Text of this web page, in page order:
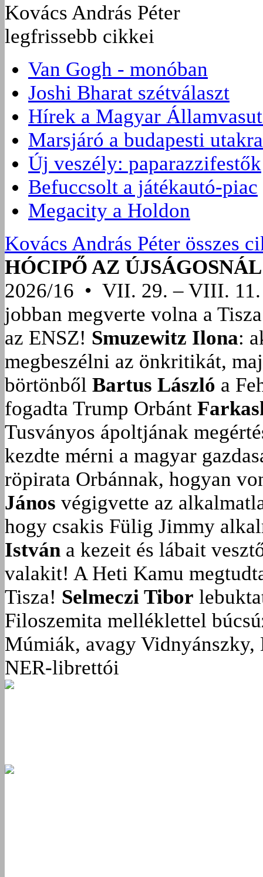
Kovács András Péter
legfrissebb cikkei
Van Gogh - monóban
Joshi Bharat szétválaszt
Hírek a Magyar
Marsjáró a budapesti utakra
Új veszély: paparazzifestők
Befuccsolt a játékautó-piac
Megacity a Holdon
Kovács András Péter összes
HÓCIPŐ AZ ÚJSÁGOSNÁL
2026/16 • VII. 29. – VIII. 11.
jobban megverte volna a
az ENSZ! Smuzewitz Ilona:
megbeszélni az önkritikát,
börtönből Bartus László a
fogadta Trump Orbánt
Tusványos ápoltjának
kezdte mérni a magyar
röpirata Orbánnak, hogyan
János végigvette az
hogy csakis Fülig Jimmy
István a kezeit és lábait
valakit! A Heti Kamu
Tisza! Selmeczi Tibor
Filoszemita melléklettel
Múmiák, avagy Vidnyánszky,
NER-librettói